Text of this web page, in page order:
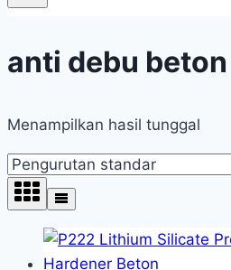
anti debu beton
Menampilkan hasil tunggal